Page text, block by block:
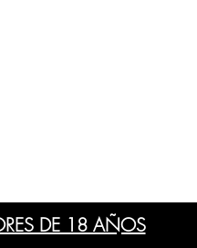
DE 18 AÑOS